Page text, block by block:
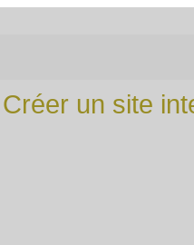
Créer un site